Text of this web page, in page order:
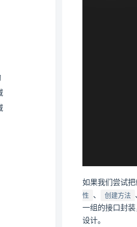
如果我们尝试
性 、 创建方法
一组的接口封
设计。